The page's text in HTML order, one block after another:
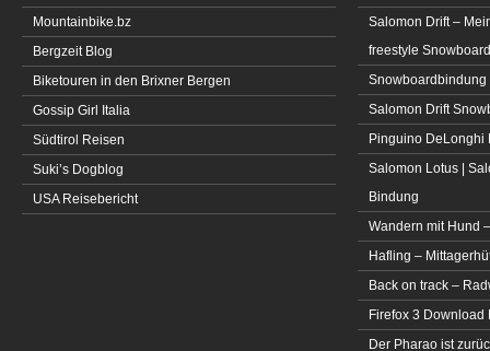
Mountainbike.bz
Bergzeit Blog
Biketouren in den Brixner Bergen
Gossip Girl Italia
Südtirol Reisen
Suki’s Dogblog
USA Reisebericht
Salomon Drift –
freestyle Snowboard
Snowboardbindung
Salomon Drift
Pinguino DeLonghi
Salomon Lotus |
Bindung
Wandern mit Hund
Hafling –
Back on track –
Firefox 3 Download
Der Pharao ist